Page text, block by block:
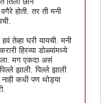
होती. तर ती मनी
तेव्हा घरी यायची. मनी
हिरव्या डोळ्यांमध्ये
मग एकदा असं
झाली. पिल्ले झाली
कधी पण थोड्या